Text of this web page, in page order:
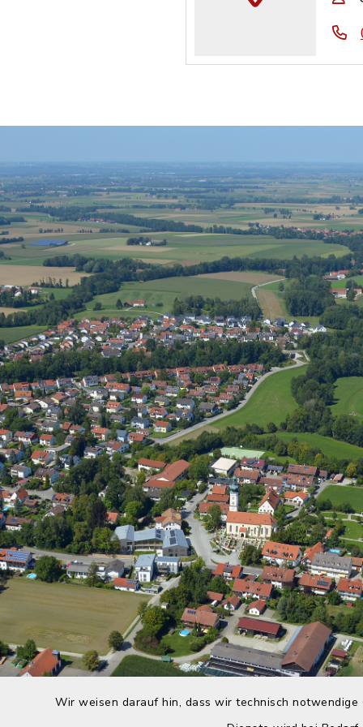
Wir weisen darauf hin, dass wir technisch